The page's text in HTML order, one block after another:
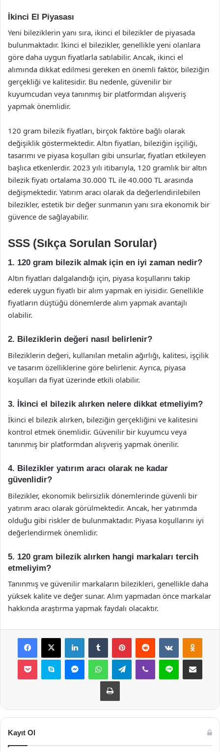
İkinci El Piyasası
Yeni bileziklerin yanı sıra, ikinci el bilezikler de piyasada
bulunmaktadır. İkinci el bilezikler, genellikle yeni olanlara
göre daha uygun fiyatlarla satılabilir. Ancak, ikinci el
alımında dikkat edilmesi gereken en önemli faktör, bileziğin
gerçekliği ve kalitesidir. Bu nedenle, güvenilir bir
kuyumcudan veya tanınmış bir platformdan alışveriş
yapmak önemlidir.
120 gram bilezik fiyatları, birçok faktöre bağlı olarak
değişiklik göstermektedir. Altın fiyatları, bileziğin işçiliği,
tasarımı ve piyasa koşulları gibi unsurlar, fiyatları etkileyen
başlıca etkenlerdir. 2023 yılı itibarıyla, 120 gramlık bir altın
bilezik fiyatı ortalama 30.000 TL ile 40.000 TL arasında
değişmektedir. Yatırım aracı olarak da değerlendirilebilen
bilezikler, estetik bir değer sunmanın yanı sıra ekonomik bir
güvence de sağlayabilir.
SSS (Sıkça Sorulan Sorular)
1. 120 gram bilezik almak için en iyi zaman nedir?
Altın fiyatları dalgalandığı için, piyasa koşullarını takip
ederek uygun fiyatlı bir alım yapmak en iyisidir. Genellikle
fiyatların düştüğü dönemlerde alım yapmak avantajlı
olabilir.
2. Bileziklerin değeri nasıl belirlenir?
Bileziklerin değeri, kullanılan metalin ağırlığı, kalitesi, işçilik
ve tasarım özelliklerine göre belirlenir. Ayrıca, piyasa
koşulları da fiyat üzerinde etkili olabilir.
3. İkinci el bilezik alırken nelere dikkat etmeliyim?
İkinci el bilezik alırken, bileziğin gerçekliğini ve kalitesini
kontrol etmek önemlidir. Güvenilir bir kuyumcu veya
tanınmış bir platformdan alışveriş yapmak önerilir.
4. Bilezikler yatırım aracı olarak ne kadar
güvenlidir?
Bilezikler, ekonomik belirsizlik dönemlerinde güvenli bir
yatırım aracı olarak görülmektedir. Ancak, her yatırımda
olduğu gibi riskler de bulunmaktadır. Piyasa koşullarını iyi
değerlendirmek önemlidir.
5. 120 gram bilezik alırken hangi markaları tercih
etmeliyim?
Tanınmış ve güvenilir markaların bilezikleri, genellikle daha
yüksek kalite ve değer sunar. Alım yapmadan önce markalar
hakkında araştırma yapmak faydalı olacaktır.
Facebook
X LinkedInTumblr PinterestReddit VKontakte
Pocket Skype MessengerWhatsAppTelegramViber Line E-Posta ile
Yazdır
Kayıt Ol